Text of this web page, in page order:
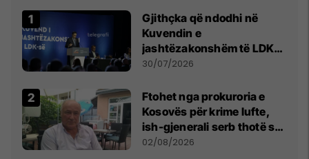
Gjithçka që ndodhi në
Kuvendin e
jashtëzakonshëm të LDK-
së
30/07/2026
Ftohet nga prokuroria e
Kosovës për krime lufte,
ish-gjenerali serb thotë se
dikush e tradhtoi në
02/08/2026